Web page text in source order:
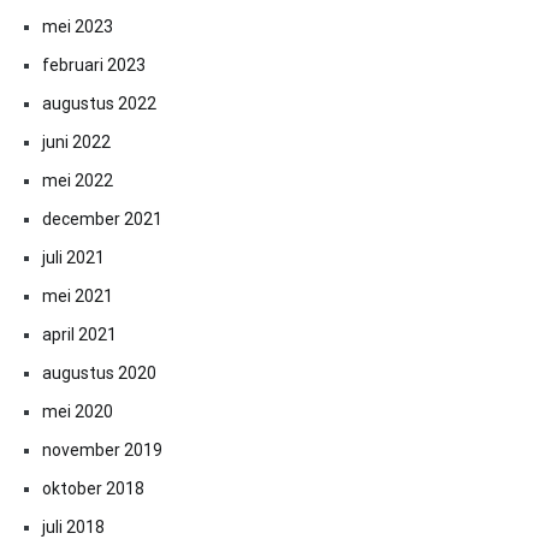
mei 2023
februari 2023
augustus 2022
juni 2022
mei 2022
december 2021
juli 2021
mei 2021
april 2021
augustus 2020
mei 2020
november 2019
oktober 2018
juli 2018